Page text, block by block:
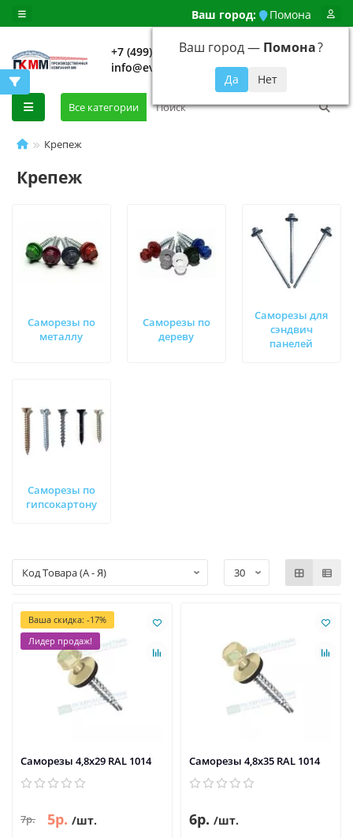
Ваш город: Помона
Ваш город — Помона?
+7 (499) 648-92-94
info@evroshtaketnikmoskva.ru
Все категории
Крепеж
Крепеж
Саморезы по
металлу
Саморезы по
дереву
Саморезы для
сэндвич
панелей
Саморезы по
гипсокартону
Ваша скидка: -17%
Лидер продаж!
Саморезы 4,8х29 RAL 1014
7р. 5р. /шт.
Саморезы 4,8х35 RAL 1014
6р. /шт.